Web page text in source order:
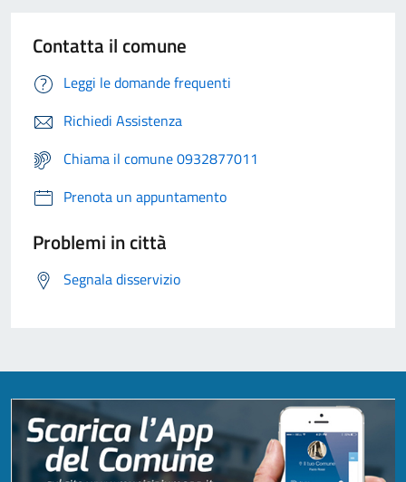
Contatta il comune
Leggi le domande frequenti
Richiedi Assistenza
Chiama il comune 0932877011
Prenota un appuntamento
Problemi in città
Segnala disservizio